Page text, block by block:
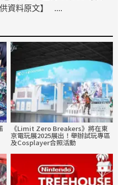
資料原文】 ....
《Limit Zero Breakers》將在東
京電玩展2025展出！舉辦試玩專區
及Cosplayer合照活動